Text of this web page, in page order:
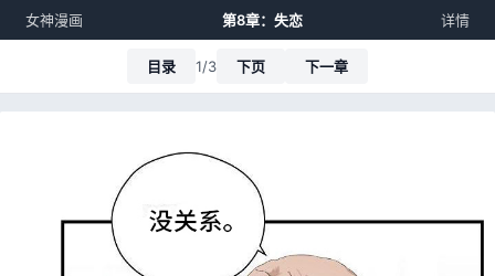
女神漫画 第8章：失恋 详情
目录 1/3 下页 下一章